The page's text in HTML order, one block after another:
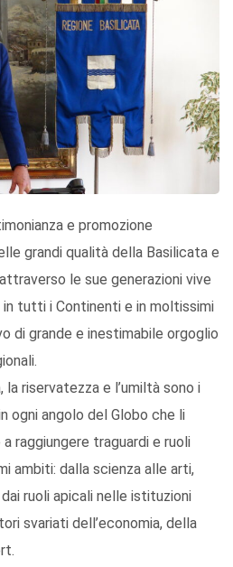
e promozione
grandi qualità della Basilicata e
le sue generazioni vive
in tutti i Continenti e in moltissimi
di grande e inestimabile orgoglio
riservatezza e l’umiltà sono i
ogni angolo del Globo che li
raggiungere traguardi e ruoli
ambiti: dalla scienza alle arti,
ruoli apicali nelle istituzioni
svariati dell’economia, della